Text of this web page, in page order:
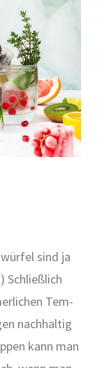
sind ja
Schließ­lich
Tem­
nach­hal­tig
kann man